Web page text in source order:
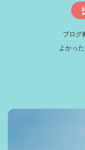
ブログ
よかっ